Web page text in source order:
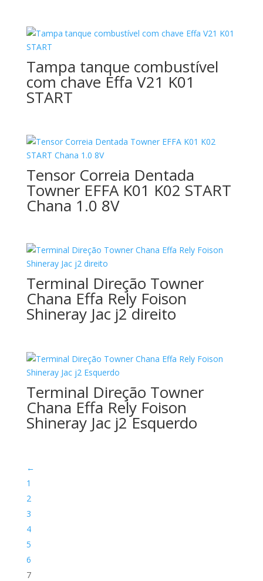
Tampa tanque combustível
com chave Effa V21 K01
START
Tensor Correia Dentada
Towner EFFA K01 K02 START
Chana 1.0 8V
Terminal Direção Towner
Chana Effa Rely Foison
Shineray Jac j2 direito
Terminal Direção Towner
Chana Effa Rely Foison
Shineray Jac j2 Esquerdo
←
1
2
3
4
5
6
7